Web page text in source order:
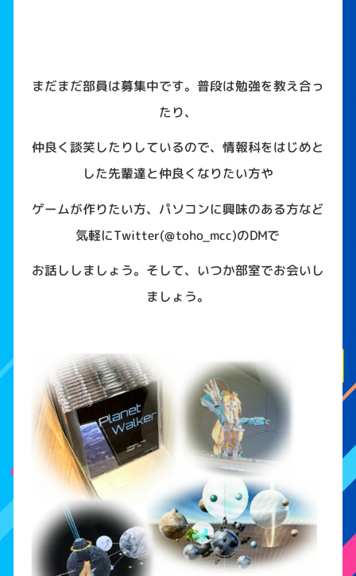
まだまだ部員は募集中です。普段は勉強を教え合っ
たり、
仲良く談笑したりしているので、情報科をはじめと
した先輩達と仲良くなりたい方や
ゲームが作りたい方、パソコンに興味のある方など
気軽にTwitter(@toho_mcc)のDMで
お話ししましょう。そして、いつか部室でお会いし
ましょう。